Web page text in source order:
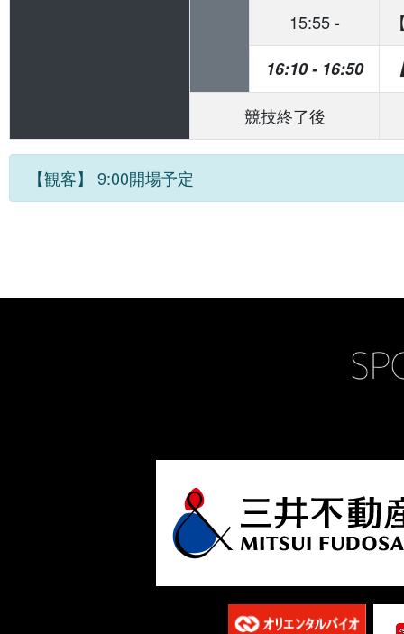
15:55 -
16:10 - 16:50
競技終了後
【観客】 9:00開場予定